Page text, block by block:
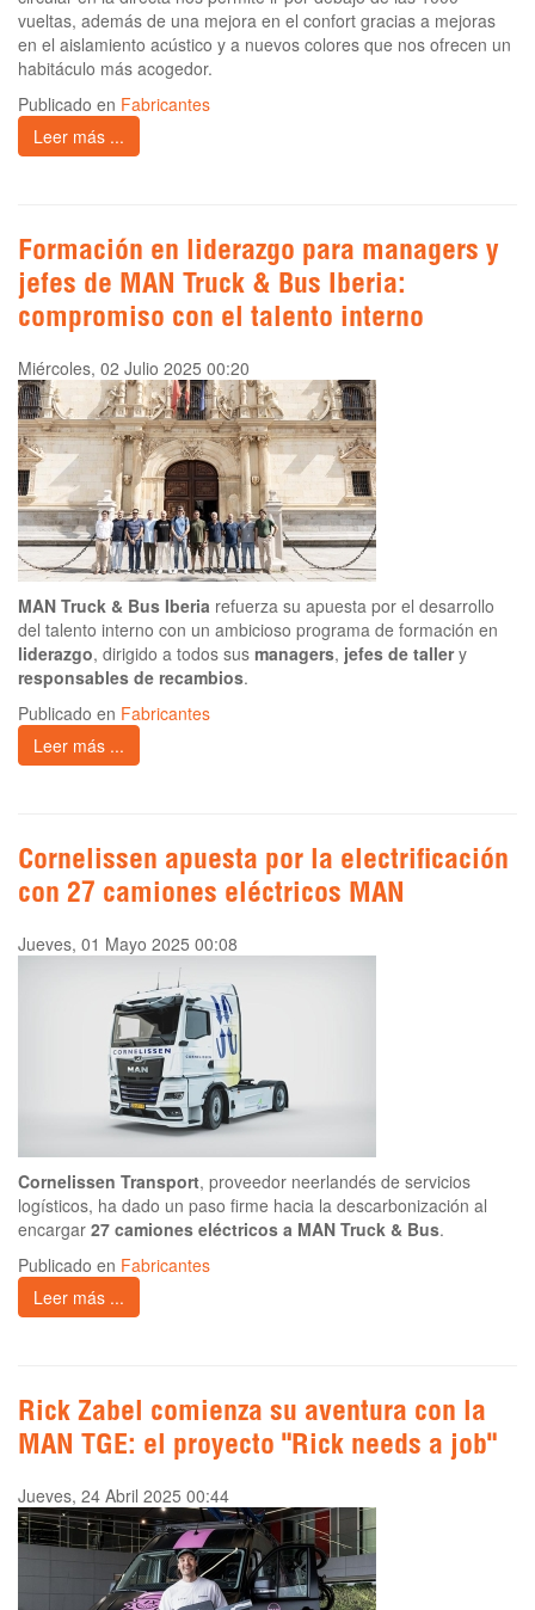
vueltas, además de una mejora en el confort gracias a mejoras
en el aislamiento acústico y a nuevos colores que nos ofrecen un
habitáculo más acogedor.
Publicado en Fabricantes
Leer más ...
Formación en liderazgo para managers y
jefes de MAN Truck & Bus Iberia:
compromiso con el talento interno
Miércoles, 02 Julio 2025 00:20
MAN Truck & Bus Iberia refuerza su apuesta por el desarrollo
del talento interno con un ambicioso programa de formación en
liderazgo, dirigido a todos sus managers, jefes de tallery
responsables de recambios.
Publicado en Fabricantes
Leer más ...
Cornelissen apuesta por la electrificación
con 27 camiones eléctricos MAN
Jueves, 01 Mayo 2025 00:08
Cornelissen Transport, proveedor neerlandés de servicios
logísticos, ha dado un paso firme hacia la descarbonización al
encargar 27 camiones eléctricos a MAN Truck & Bus.
Publicado en Fabricantes
Leer más ...
Rick Zabel comienza su aventura con la
MAN TGE: el proyecto "Rick needs a job"
Jueves, 24 Abril 2025 00:44